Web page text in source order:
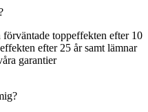
toppeffekten efter 10
efter 25 år samt lämnar
garantier